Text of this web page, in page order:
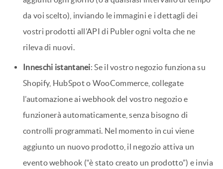
da voi scelto), inviando le immagini e i dettagli dei
vostri prodotti all’API di Publer ogni volta che ne
rileva di nuovi.
Inneschi istantanei: Se il vostro negozio funziona su
Shopify, HubSpot o WooCommerce, collegate
l’automazione ai webhook del vostro negozio e
funzionerà automaticamente, senza bisogno di
controlli programmati. Nel momento in cui viene
aggiunto un nuovo prodotto, il negozio attiva un
evento webhook (“è stato creato un prodotto”) e invia